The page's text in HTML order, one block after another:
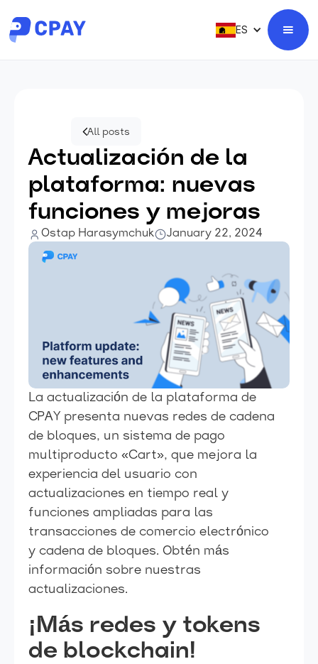
ES
All posts
Actualización de la
plataforma: nuevas
funciones y mejoras
Ostap Harasymchuk January 22, 2024
La actualización de la plataforma de
CPAY presenta nuevas redes de cadena
de bloques, un sistema de pago
multiproducto «Cart», que mejora la
experiencia del usuario con
actualizaciones en tiempo real y
funciones ampliadas para las
transacciones de comercio electrónico
y cadena de bloques. Obtén más
información sobre nuestras
actualizaciones.
¡Más redes y tokens
de blockchain!